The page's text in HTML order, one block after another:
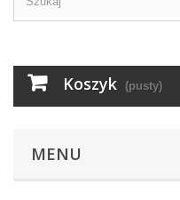
Koszyk (pusty)
MENU